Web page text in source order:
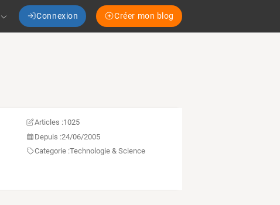
Connexion Créer mon blog
Articles :1025
Depuis :24/06/2005
Categorie :Technologie & Science